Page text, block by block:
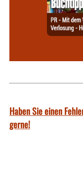
Haben Sie einen
gerne!